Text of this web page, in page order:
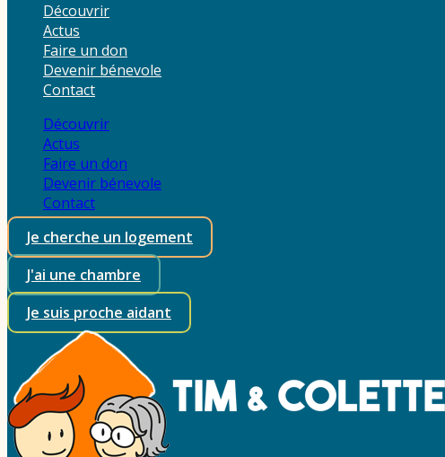
Découvrir
Actus
Faire un don
Devenir bénevole
Contact
Découvrir
Actus
Faire un don
Devenir bénevole
Contact
Je cherche un logement
J'ai une chambre
Je suis proche aidant